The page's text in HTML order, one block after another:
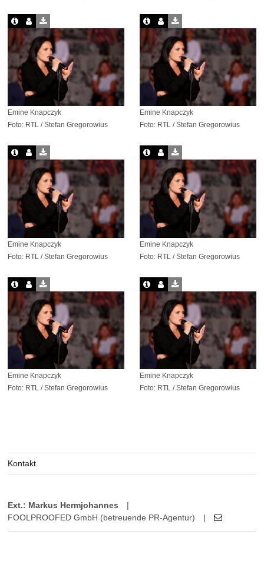
Emine Knapczyk
Foto: RTL / Stefan Gregorowius
Emine Knapczyk
Foto: RTL / Stefan Gregorowius
Emine Knapczyk
Foto: RTL / Stefan Gregorowius
Emine Knapczyk
Foto: RTL / Stefan Gregorowius
Emine Knapczyk
Foto: RTL / Stefan Gregorowius
Emine Knapczyk
Foto: RTL / Stefan Gregorowius
Kontakt
Ext.: Markus Hermjohannes
|
FOOLPROOFED GmbH (betreuende PR-Agentur)
|